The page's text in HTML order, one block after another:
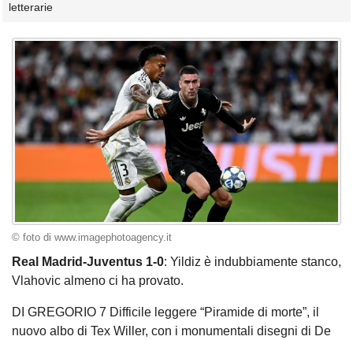
letterarie
© foto di www.imagephotoagency.it
Real Madrid-Juventus 1-0: Yildiz è indubbiamente stanco,
Vlahovic almeno ci ha provato.
DI GREGORIO 7 Difficile leggere “Piramide di morte”, il
nuovo albo di Tex Willer, con i monumentali disegni di De